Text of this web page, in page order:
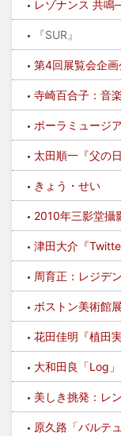
レゾナンス 共鳴
『SUR』
第4回展覧会企画
寺崎百合子：音楽
ポーラミュージ
太田順一『父の日
きょう・せい
2010年三影堂
津田大介『
周育正：レジデ
ボストン美術館展
花田佳明『植田
大和田良「Log」
美しき挑発：レ
原久路「バルテ